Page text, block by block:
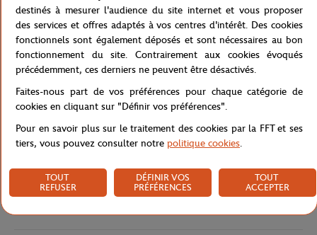
le lot de 5 cartes postales Roland-Garros, c'est le combo parfait.
Référence :RPPA1019-MLT-TU
Caractéristiques
destinés à mesurer l'audience du site internet et vous proposer
des services et offres adaptés à vos centres d'intérêt. Des cookies
fonctionnels sont également déposés et sont nécessaires au bon
fonctionnement du site. Contrairement aux cookies évoqués
précédemment, ces derniers ne peuvent être désactivés.
Faites-nous part de vos préférences pour chaque catégorie de
cookies en cliquant sur "Définir vos préférences".
Pour en savoir plus sur le traitement des cookies par la FFT et ses
tiers, vous pouvez consulter notre politique cookies.
TOUT
REFUSER
DÉFINIR VOS
PRÉFÉRENCES
TOUT
ACCEPTER